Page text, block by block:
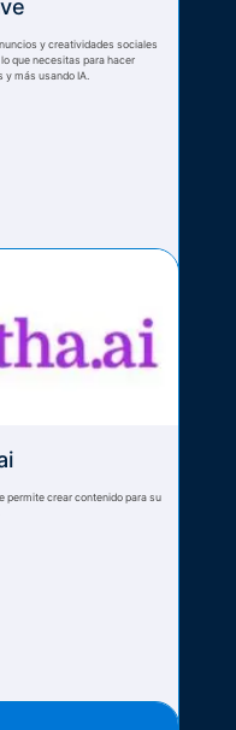
y creatividades sociales
que necesitas para hacer
más usando IA.
permite crear contenido para su